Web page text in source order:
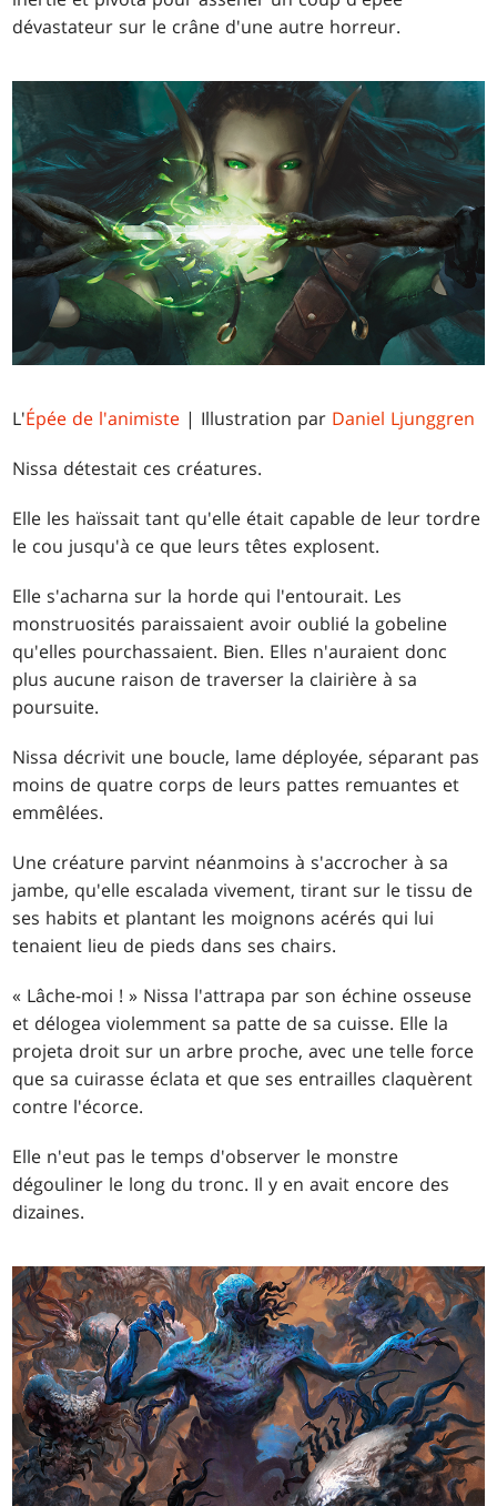
dévastateur sur le crâne d'une autre horreur.
L'Épée de l'animiste | Illustration par Daniel Ljunggren
Nissa détestait ces créatures.
Elle les haïssait tant qu'elle était capable de leur tordre
le cou jusqu'à ce que leurs têtes explosent.
Elle s'acharna sur la horde qui l'entourait. Les
monstruosités paraissaient avoir oublié la gobeline
qu'elles pourchassaient. Bien. Elles n'auraient donc
plus aucune raison de traverser la clairière à sa
poursuite.
Nissa décrivit une boucle, lame déployée, séparant pas
moins de quatre corps de leurs pattes remuantes et
emmêlées.
Une créature parvint néanmoins à s'accrocher à sa
jambe, qu'elle escalada vivement, tirant sur le tissu de
ses habits et plantant les moignons acérés qui lui
tenaient lieu de pieds dans ses chairs.
« Lâche-moi ! » Nissa l'attrapa par son échine osseuse
et délogea violemment sa patte de sa cuisse. Elle la
projeta droit sur un arbre proche, avec une telle force
que sa cuirasse éclata et que ses entrailles claquèrent
contre l'écorce.
Elle n'eut pas le temps d'observer le monstre
dégouliner le long du tronc. Il y en avait encore des
dizaines.